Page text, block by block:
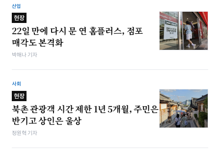
산업
현장
22일 만에 다시 문 연 홈플러스, 점포
매각도 본격화
박해나 기자
사회
현장
북촌 관광객 시간 제한 1년 5개월, 주민은
반기고 상인은 울상
정원혁 기자